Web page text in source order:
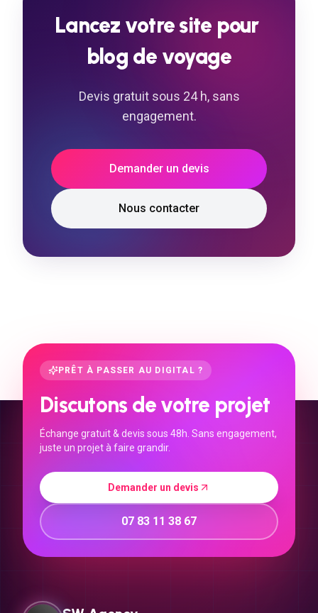
Lancez votresite pour
blog de voyage
Devis gratuit sous 24 h, sans
engagement.
Demander un devis
Nous contacter
PRÊT À PASSER AU DIGITAL ?
Discutons de votre projet
Échange gratuit & devis sous 48h. Sans engagement,
juste un projet à faire grandir.
Demander un devis
07 83 11 38 67